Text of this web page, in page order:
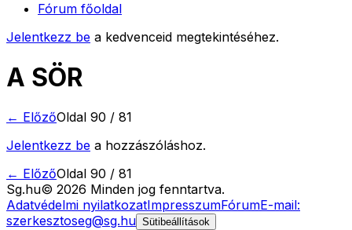
Fórum főoldal
Jelentkezz be a kedvenceid megtekintéséhez.
A SÖR
← ElőzőOldal 90 / 81
Jelentkezz be a hozzászóláshoz.
← ElőzőOldal 90 / 81
Sg.hu© 2026 Minden jog fenntartva.
Adatvédelmi nyilatkozatImpresszumFórumE-mail:
szerkesztoseg@sg.hu Sütibeállítások